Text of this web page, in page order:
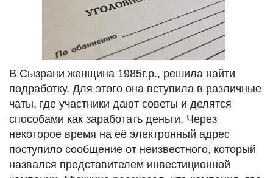
В Сызрани женщина 1985г.р., решила найти
подработку. Для этого она вступила в различные
чаты, где участники дают советы и делятся
способами как заработать деньги. Через
некоторое время на её электронный адрес
поступило сообщение от неизвестного, который
назвался представителем инвестиционной